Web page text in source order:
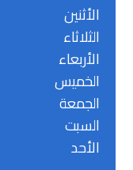
الأثنين
الثلاثاء
الأربعاء
الخميس
الجمعة
السبت
الأحد